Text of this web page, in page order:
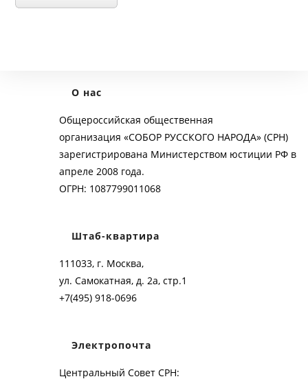
О нас
Общероссийская общественная
организация «СОБОР РУССКОГО НАРОДА» (СРН)
зарегистрирована Министерством юстиции РФ в
апреле 2008 года.
ОГРН: 1087799011068
Штаб-квартира
111033, г. Москва,
ул. Самокатная, д. 2а, стр.1
+7(495) 918-0696
Электропочта
Центральный Совет СРН: